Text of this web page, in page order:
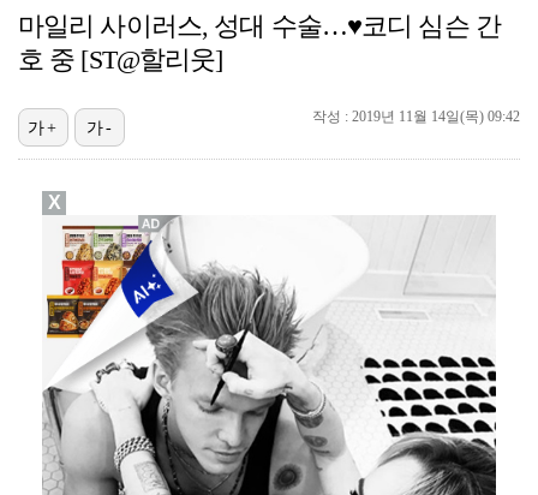
서장훈 감독 "내 능력 부족" 자책하게 만든 펜타곤과의…
'오징어 게임' 미국판 스핀오프, 제작 무산설 "넷플릭…
[ST포토] 더울 때 만나는 아이스쇼
[ST포토] 마서영, 나이스 퍼팅
[ST포토] 차준환 안무 참여로 높아진 퀄리티
[ST포토] 성은정, 캐디와 퍼트라인 확인
마일리 사이러스, 성대 수술…♥코디 심슨 간
호 중 [ST@할리웃]
작성 : 2019년 11월 14일(목) 09:42
가+ 가-
X